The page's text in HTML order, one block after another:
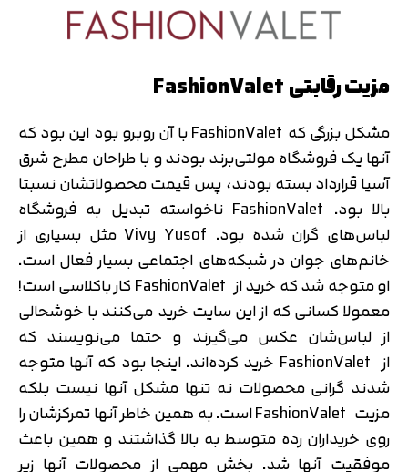
مزیت رقابتی FashionValet
مشکل بزرگی که FashionValet با آن روبرو بود این بود که
آنها یک فروشگاه مولتی‌برند بودند و با طراحان مطرح شرق
آسیا قرارداد بسته بودند، پس قیمت محصولاتشان نسبتا
بالا بود. FashionValet ناخواسته تبدیل به فروشگاه
لباس‌های گران شده بود. Vivy Yusof مثل بسیاری از
خانم‌های جوان در شبکه‌های اجتماعی بسیار فعال است.
او متوجه شد که خرید از FashionValet کار باکلاسی است!
معمولا کسانی که از این سایت خرید می‌کنند با خوشحالی
از لباس‌شان عکس می‌گیرند و حتما می‌نویسند که
از FashionValet خرید کرده‌اند. اینجا بود که آنها متوجه
شدند گرانی محصولات نه تنها مشکل آنها نیست بلکه
مزیت FashionValet است. به همین خاطر آنها تمرکزشان را
روی خریداران رده متوسط به بالا گذاشتند و همین باعث
موفقیت آنها شد. بخش مهمی از محصولات آنها زیر